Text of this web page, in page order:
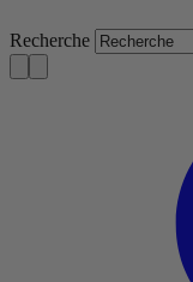
Recherche